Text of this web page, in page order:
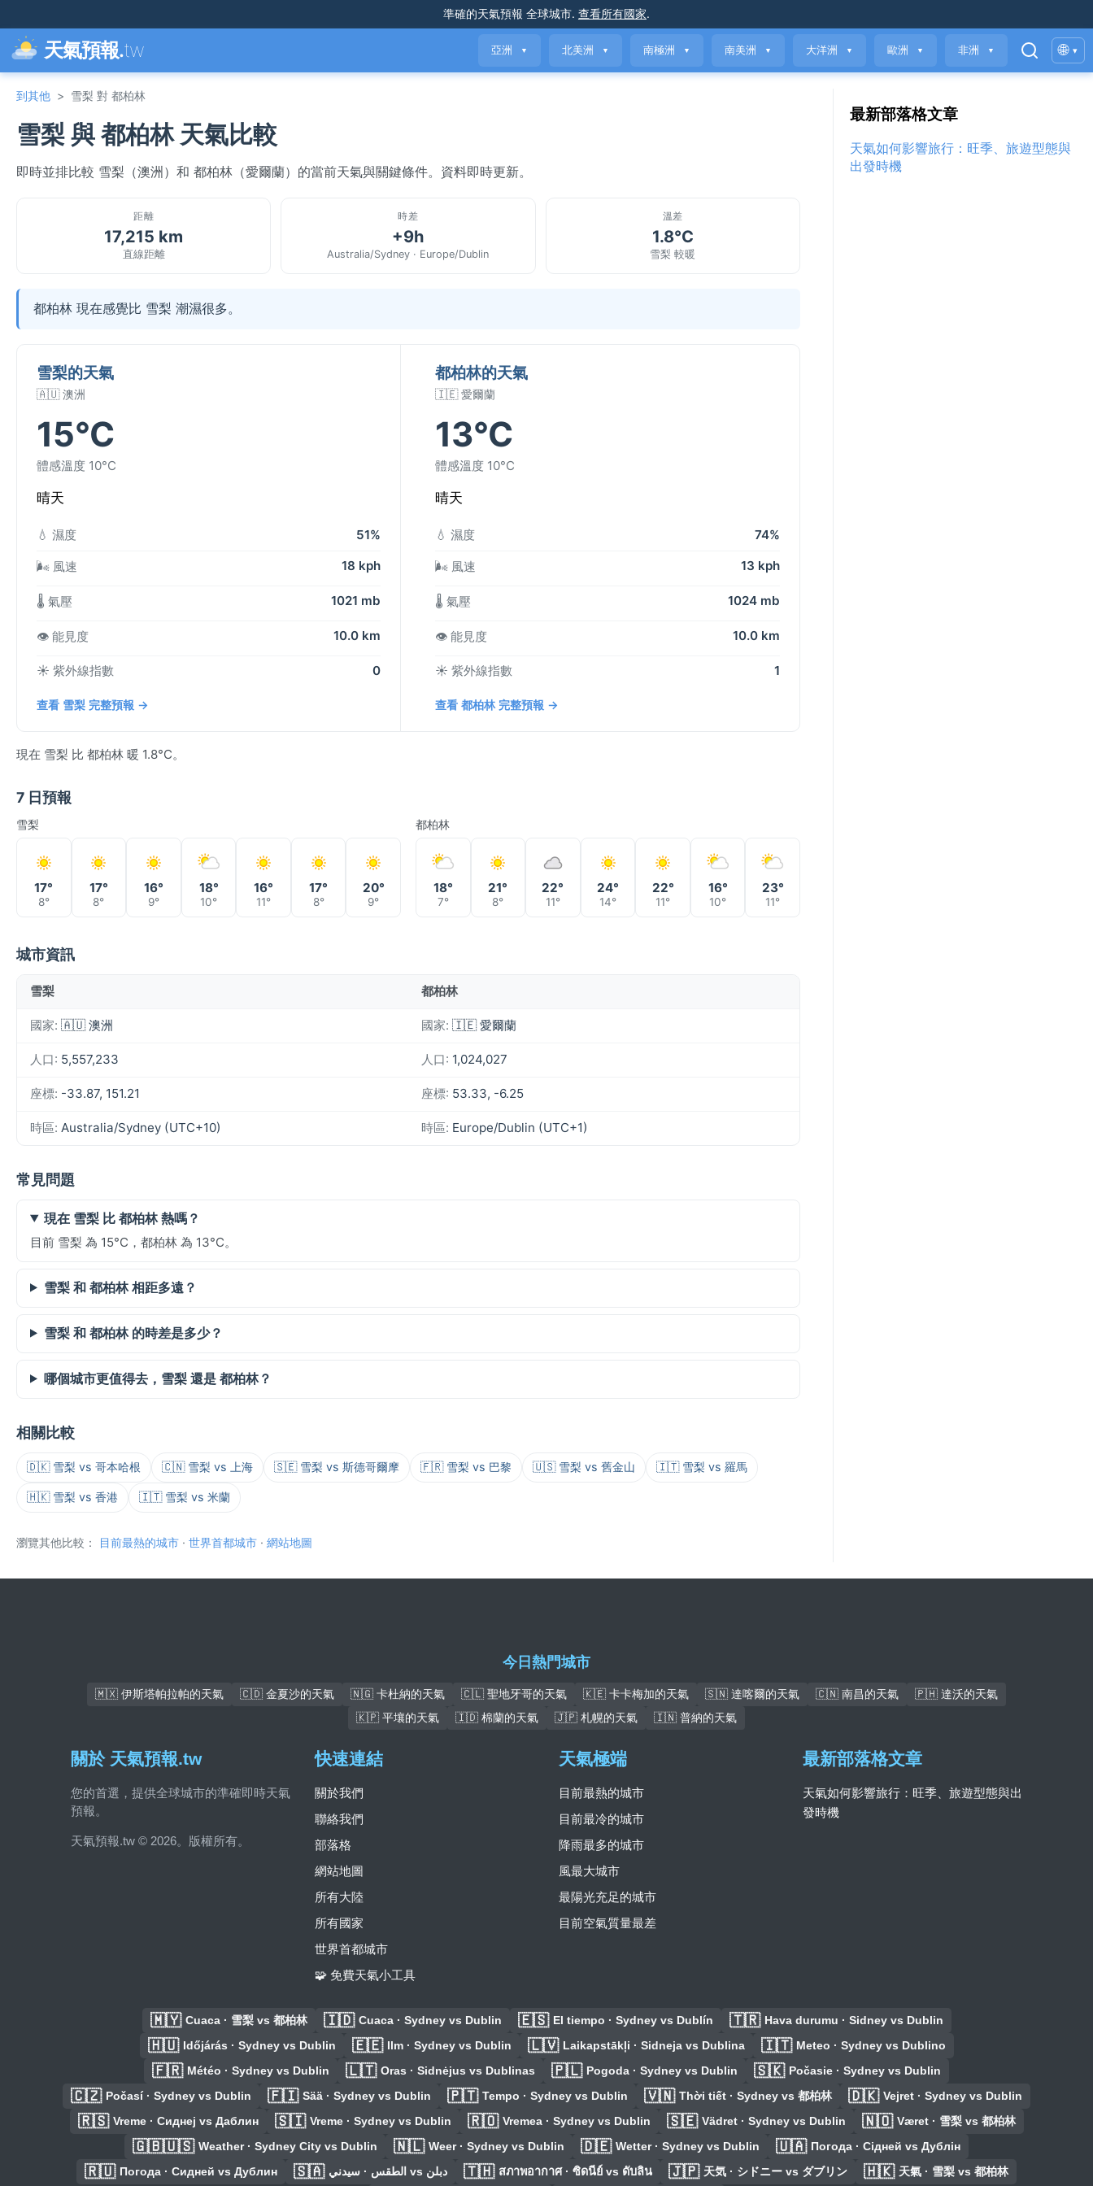
準確的天氣預報 全球城市. 查看所有國家.
天氣預報.tw 亞洲 ▼ 北美洲 ▼ 南極洲 ▼ 南美洲 ▼ 大洋洲 ▼ 歐洲 ▼ 非洲 ▼ 🌐 ▾
到其他 > 雪梨 對 都柏林
雪梨 與 都柏林 天氣比較
即時並排比較 雪梨（澳洲）和 都柏林（愛爾蘭）的當前天氣與關鍵條件。資料即時更新。
距離
17,215 km
直線距離
時差
+9h
Australia/Sydney · Europe/Dublin
溫差
1.8°C
雪梨 較暖
都柏林 現在感覺比 雪梨 潮濕很多。
雪梨的天氣
🇦🇺 澳洲
15°C
體感溫度 10°C
晴天
💧 濕度 51%
🌬️ 風速 18 kph
🌡️ 氣壓 1021 mb
👁️ 能見度 10.0 km
☀️ 紫外線指數 0
查看 雪梨 完整預報 →
都柏林的天氣
🇮🇪 愛爾蘭
13°C
體感溫度 10°C
晴天
💧 濕度 74%
🌬️ 風速 13 kph
🌡️ 氣壓 1024 mb
👁️ 能見度 10.0 km
☀️ 紫外線指數 1
查看 都柏林 完整預報 →
現在 雪梨 比 都柏林 暖 1.8°C。
7 日預報
雪梨
17°
8°
17°
8°
16°
9°
18°
10°
16°
11°
17°
8°
20°
9°
都柏林
18°
7°
21°
8°
22°
11°
24°
14°
22°
11°
16°
10°
23°
11°
城市資訊
雪梨 都柏林
國家: 🇦🇺 澳洲 國家: 🇮🇪 愛爾蘭
人口: 5,557,233 人口: 1,024,027
座標: -33.87, 151.21 座標: 53.33, -6.25
時區: Australia/Sydney (UTC+10) 時區: Europe/Dublin (UTC+1)
常見問題
現在 雪梨 比 都柏林 熱嗎？
目前 雪梨 為 15°C，都柏林 為 13°C。
雪梨 和 都柏林 相距多遠？
雪梨 和 都柏林 的時差是多少？
哪個城市更值得去，雪梨 還是 都柏林？
相關比較
🇩🇰 雪梨 vs 哥本哈根 🇨🇳 雪梨 vs 上海 🇸🇪 雪梨 vs 斯德哥爾摩 🇫🇷 雪梨 vs 巴黎 🇺🇸 雪梨 vs 舊金山 🇮🇹 雪梨 vs 羅馬
🇭🇰 雪梨 vs 香港 🇮🇹 雪梨 vs 米蘭
瀏覽其他比較： 目前最熱的城市 · 世界首都城市 · 網站地圖
最新部落格文章
天氣如何影響旅行：旺季、旅遊型態與
出發時機
今日熱門城市
🇲🇽 伊斯塔帕拉帕的天氣 🇨🇩 金夏沙的天氣 🇳🇬 卡杜納的天氣 🇨🇱 聖地牙哥的天氣 🇰🇪 卡卡梅加的天氣 🇸🇳 達喀爾的天氣 🇨🇳 南昌的天氣
🇵🇭 達沃的天氣
🇰🇵 平壤的天氣
🇮🇩 棉蘭的天氣 🇯🇵 札幌的天氣 🇮🇳 普納的天氣
關於 天氣預報.tw
您的首選，提供全球城市的準確即時天氣
預報。
天氣預報.tw © 2026。版權所有。
快速連結
關於我們
聯絡我們
部落格
網站地圖
所有大陸
所有國家
世界首都城市
🧩 免費天氣小工具
天氣極端
目前最熱的城市
目前最冷的城市
降雨最多的城市
風最大城市
最陽光充足的城市
目前空氣質量最差
最新部落格文章
天氣如何影響旅行：旺季、旅遊型態與出
發時機
🇲🇾 Cuaca · 雪梨 vs 都柏林 🇮🇩 Cuaca · Sydney vs Dublin 🇪🇸 El tiempo · Sydney vs Dublín 🇹🇷 Hava durumu · Sidney vs Dublin
🇭🇺 Időjárás · Sydney vs Dublin 🇪🇪 Ilm · Sydney vs Dublin 🇱🇻 Laikapstākļi · Sidneja vs Dublina 🇮🇹 Meteo · Sydney vs Dublino
🇫🇷 Météo · Sydney vs Dublin 🇱🇹 Oras · Sidnėjus vs Dublinas 🇵🇱 Pogoda · Sydney vs Dublin 🇸🇰 Počasie · Sydney vs Dublin
🇨🇿 Počasí · Sydney vs Dublin 🇫🇮 Sää · Sydney vs Dublin 🇵🇹 Tempo · Sydney vs Dublin 🇻🇳 Thời tiết · Sydney vs 都柏林 🇩🇰 Vejret · Sydney vs Dublin
🇷🇸 Vreme · Сиднеј vs Даблин 🇸🇮 Vreme · Sydney vs Dublin 🇷🇴 Vremea · Sydney vs Dublin 🇸🇪 Vädret · Sydney vs Dublin 🇳🇴 Været · 雪梨 vs 都柏林
🇬🇧🇺🇸 Weather · Sydney City vs Dublin 🇳🇱 Weer · Sydney vs Dublin 🇩🇪 Wetter · Sydney vs Dublin 🇺🇦 Погода · Сідней vs Дублін
🇷🇺 Погода · Сидней vs Дублин 🇸🇦 الطقس · سيدني vs دبلن 🇹🇭 สภาพอากาศ · ซิดนีย์ vs ดับลิน 🇯🇵 天気 · シドニー vs ダブリン 🇭🇰 天氣 · 雪梨 vs 都柏林